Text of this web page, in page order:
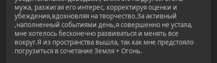
мужа, разжигая его интерес, корректируя оценки и
убеждения,вдохновляя на творчество.За активный
,наполненный событиями день,я совершенно не устала,
мне хотелось бесконечно развиваться и менять все
вокруг.Я из пространства вышла, так как мне предстояло
погрузиться в сочетание Земля + Огонь.